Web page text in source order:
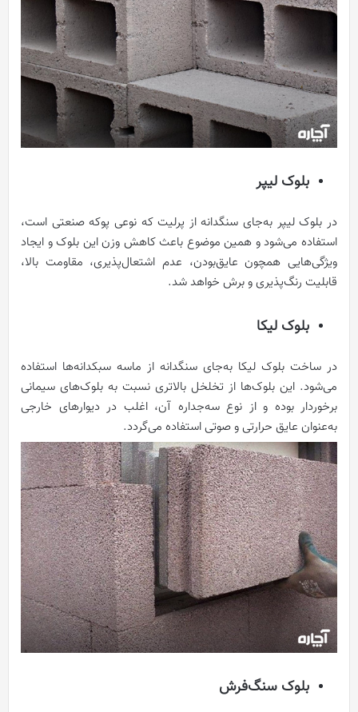
بلوک لیپر
در بلوک لیپر به‌جای سنگدانه از پرلیت که نوعی پوکه صنعتی است،
استفاده ‌می‌شود و همین موضوع باعث کاهش وزن این بلوک و ایجاد
ویژگی‌هایی همچون عایق‌بودن، عدم اشتعال‌پذیری، مقاومت بالا،
قابلیت رنگ‌پذیری و برش خواهد شد.
بلوک لیکا
در ساخت بلوک لیکا به‌جای سنگدانه از ماسه سبکدانه‌ها استفاده
‌می‌شود. این بلوک‌ها از تخلخل بالاتری نسبت به بلوک‌های سیمانی
برخوردار بوده و از نوع سه‌جداره آن، اغلب در دیوار‌های خارجی
به‌عنوان عایق حرارتی و صوتی استفاده ‌می‌گردد.
بلوک سنگ‌فرش